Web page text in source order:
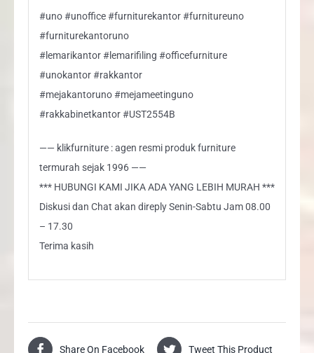
#uno #unoffice #furniturekantor #furnitureuno
#furniturekantoruno
#lemarikantor #lemarifiling #officefurniture
#unokantor #rakkantor
#mejakantoruno #mejameetinguno
#rakkabinetkantor #UST2554B
—— klikfurniture : agen resmi produk furniture
termurah sejak 1996 ——
*** HUBUNGI KAMI JIKA ADA YANG LEBIH MURAH ***
Diskusi dan Chat akan direply Senin-Sabtu Jam 08.00
– 17.30
Terima kasih
Share On Facebook Tweet This Product